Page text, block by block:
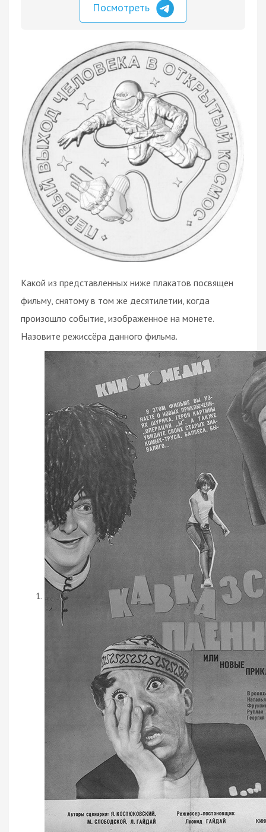
Посмотреть
Какой из представленных ниже плакатов посвящен
фильму, снятому в том же десятилетии, когда
произошло событие, изображенное на монете.
Назовите режиссёра данного фильма.